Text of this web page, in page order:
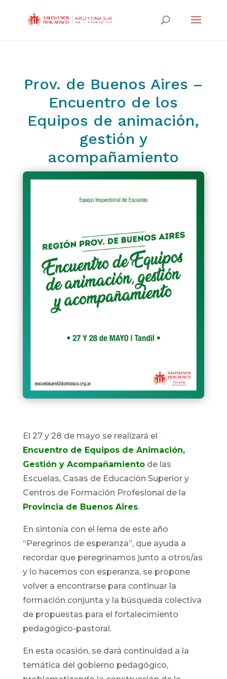
Prov. de Buenos Aires –
Encuentro de los
Equipos de animación,
gestión y
acompañamiento
El 27 y 28 de mayo se realizará el
Encuentro de Equipos de Animación,
Gestión y Acompañamientode las
Escuelas, Casas de Educación Superior y
Centros de Formación Profesional de la
Provincia de Buenos Aires.
En sintonía con el lema de este año
“Peregrinos de esperanza”, que ayuda a
recordar que peregrinamos junto a otros/as
y lo hacemos con esperanza, se propone
volver a encontrarse para continuar la
formación conjunta y la búsqueda colectiva
de propuestas para el fortalecimiento
pedagógico-pastoral.
En esta ocasión, se dará continuidad a la
temática del gobierno pedagógico,